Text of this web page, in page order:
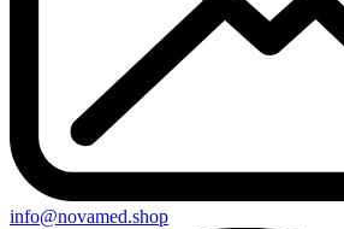
info@novamed.shop